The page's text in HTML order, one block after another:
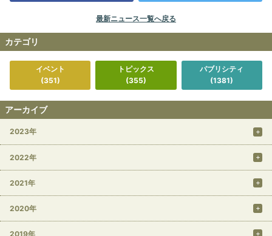
最新ニュース一覧へ戻る
カテゴリ
イベント
(351)
トピックス
(355)
パブリシティ
(1381)
アーカイブ
2023年
2022年
2021年
2020年
2019年